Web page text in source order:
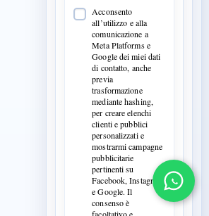
Acconsento
all’utilizzo e alla
comunicazione a
Meta Platforms e
Google dei miei dati
di contatto, anche
previa
trasformazione
mediante hashing,
per creare elenchi
clienti e pubblici
personalizzati e
mostrarmi campagne
pubblicitarie
pertinenti su
Facebook, Instagram
e Google. Il
consenso è